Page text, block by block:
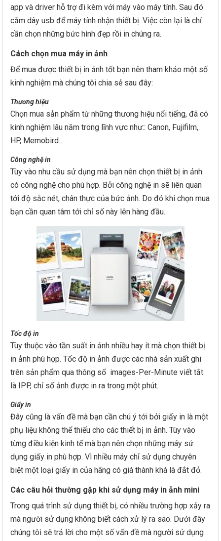
app và driver hỗ trợ đi kèm với máy vào máy tính. Sau đó
cắm dây usb để máy tính nhận thiết bị. Việc còn lại là chỉ
cần chọn những bức hình đẹp rồi in chúng ra.
Cách chọn mua máy in ảnh
Để mua được thiết bị in ảnh tốt bạn nên tham khảo một số
kinh nghiệm mà chúng tôi chia sẻ sau đây:
Thương hiệu
Chọn mua sản phẩm từ những thương hiệu nổi tiếng, đã có
kinh nghiệm lâu năm trong lĩnh vực như:: Canon, Fujifilm,
HP, Memobird…
Công nghệ in
Tùy vào nhu cầu sử dụng mà bạn nên chọn thiết bị in ảnh
có công nghệ cho phù hợp. Bởi công nghệ in sẽ liên quan
tới độ sắc nét, chân thực của bức ảnh. Do đó khi chọn mua
bạn cần quan tâm tới chỉ số này lên hàng đầu.
Tốc độ in
Tùy thuộc vào tần suất in ảnh nhiều hay ít mà chọn thiết bị
in ảnh phù hợp. Tốc độ in ảnh được các nhà sản xuất ghi
trên sản phẩm qua thông số images-Per-Minute viết tắt
là IPP, chỉ số ảnh được in ra trong một phút.
Giấy in
Đây cũng là vấn đề mà bạn cần chú ý tới bởi giấy in là một
phụ liệu không thể thiếu cho các thiết bị in ảnh. Tùy vào
từng điều kiện kinh tế mà bạn nên chọn những máy sử
dụng giấy in phù hợp. Vì nhiều máy chỉ sử dụng chuyên
biệt một loại giấy in của hãng có giá thành khá là đắt đỏ.
Các câu hỏi thường gặp khi sử dụng máy in ảnh mini
Trong quá trình sử dụng thiết bị, có nhiều trường hợp xảy ra
mà người sử dụng không biết cách xử lý ra sao. Dưới đây
chúng tôi sẽ trả lời cho một số vấn đề mà người sử dụng